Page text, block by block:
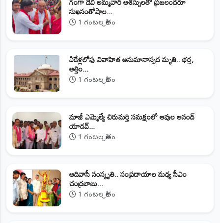
సుఖసంతోషాల...
1 గంటల క్రితం
ఏడేళ్లలోపు వివాహిత అనుమానాస్పద మృతి.. భర్త,
అత్తిం...
1 గంటల క్రితం
మాజీ ఎమ్మెల్యే చిరుమర్తి సమక్షంలో ఆవుల ఆనంద్
యాదవ్...
1 గంటల క్రితం
ఆదివాసీ సంస్కృతి.. సంప్రదాయాల మధ్య సీఎం
చంద్రబాబు...
1 గంటల క్రితం